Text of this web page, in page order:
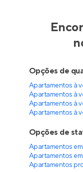
Opções de
Apartamentos à
Apartamentos à
Apartamentos à
Apartamentos à
Opções de
Apartamentos
Apartamentos
Apartamentos